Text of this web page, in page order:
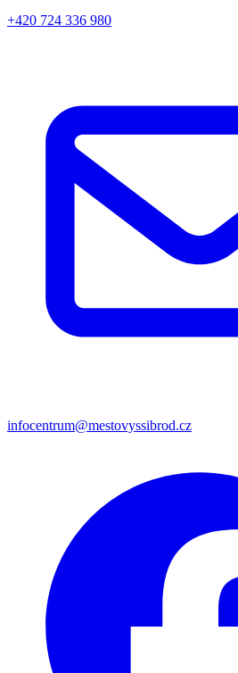
+420 724 336 980
infocentrum@mestovyssibrod.cz